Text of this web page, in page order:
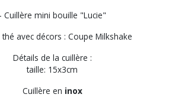
- Cuillère mini bouille "Lucie"
avec décors : Coupe Milkshake
Détails de la cuillère :
taille: 15x3cm
Cuillère en inox